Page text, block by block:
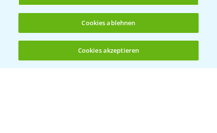
(noch 4)
Folgen Sie uns
Cookies ablehnen
Cookies akzeptieren